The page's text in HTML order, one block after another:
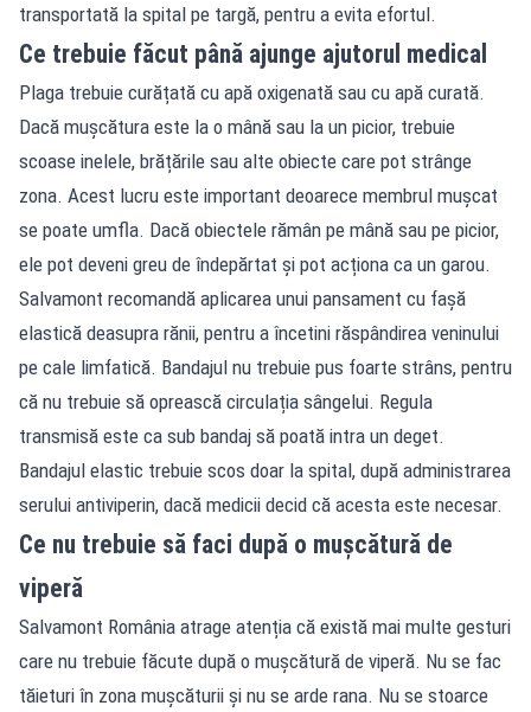
transportată la spital pe targă, pentru a evita efortul.
Ce trebuie făcut până ajunge ajutorul medical
Plaga trebuie curățată cu apă oxigenată sau cu apă curată.
Dacă mușcătura este la o mână sau la un picior, trebuie
scoase inelele, brățările sau alte obiecte care pot strânge
zona. Acest lucru este important deoarece membrul mușcat
se poate umfla. Dacă obiectele rămân pe mână sau pe picior,
ele pot deveni greu de îndepărtat și pot acționa ca un garou.
Salvamont recomandă aplicarea unui pansament cu fașă
elastică deasupra rănii, pentru a încetini răspândirea veninului
pe cale limfatică. Bandajul nu trebuie pus foarte strâns, pentru
că nu trebuie să oprească circulația sângelui. Regula
transmisă este ca sub bandaj să poată intra un deget.
Bandajul elastic trebuie scos doar la spital, după administrarea
serului antiviperin, dacă medicii decid că acesta este necesar.
Ce nu trebuie să faci după o mușcătură de
viperă
Salvamont România atrage atenția că există mai multe gesturi
care nu trebuie făcute după o mușcătură de viperă. Nu se fac
tăieturi în zona mușcăturii și nu se arde rana. Nu se stoarce